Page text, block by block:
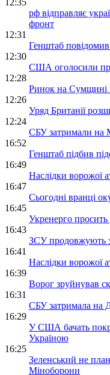
12:35
рф відправляє
фронт
12:31
Генштаб
12:30
США оголосили
12:28
Ринок на Сумщині
12:26
Уряд Британії
12:24
СБУ затримали на
16:52
Генштаб підбив
16:49
Наслідки ворожої
16:47
Сьогодні вранці
16:45
Укренерго просить
16:43
ЗСУ продовжують
16:41
Наслідки ворожої
16:39
Ворог зруйнував
16:31
СБУ затримала на
16:29
У США бачать
Україною
16:25
Зеленський не
Міноборони